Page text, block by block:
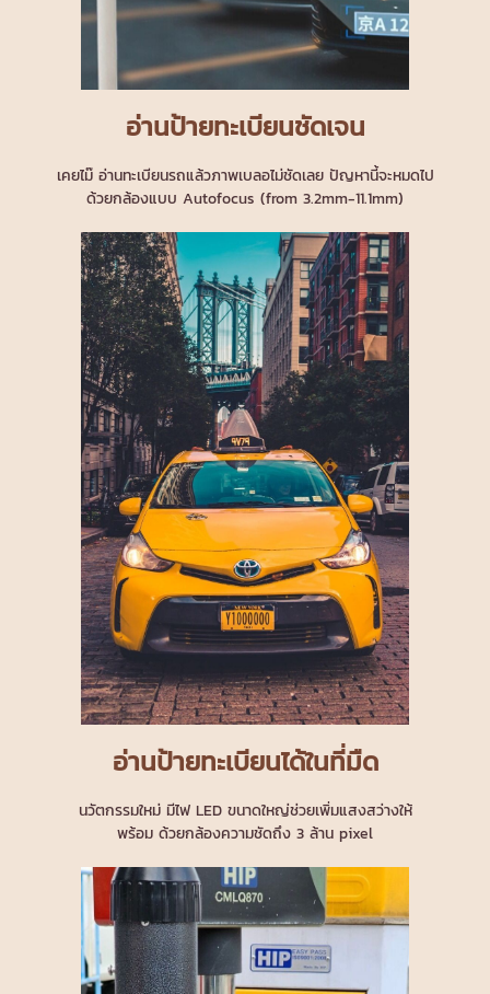
อ่านป้ายทะเบียนชัดเจน
เคยไม๊ อ่านทะเบียนรถแล้วภาพเบลอไม่ชัดเลย ปัญหานี้จะหมดไป
ด้วยกล้องแบบ Autofocus (from 3.2mm-11.1mm)
อ่านป้ายทะเบียนได้ในที่มืด
นวัตกรรมใหม่ มีไฟ LED ขนาดใหญ่ช่วยเพิ่มแสงสว่างให้
พร้อม ด้วยกล้องความชัดถึง 3 ล้าน pixel